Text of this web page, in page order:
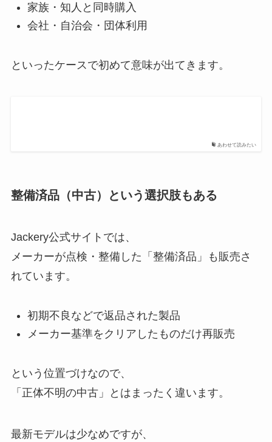
家族・知人と同時購入
会社・自治会・団体利用
といったケースで初めて意味が出てきます。
あわせて読みたい
整備済品（中古）という選択肢もある
Jackery公式サイトでは、
メーカーが点検・整備した「整備済品」も販売さ
れています。
初期不良などで返品された製品
メーカー基準をクリアしたものだけ再販売
という位置づけなので、
「正体不明の中古」とはまったく違います。
最新モデルは少なめですが、